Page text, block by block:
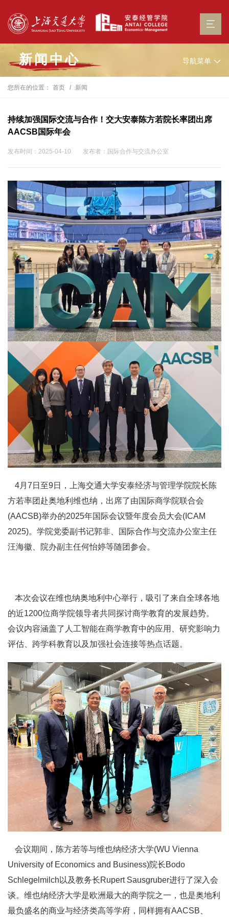
新闻中心 导航菜单
您所在的位置： 首页 新闻
持续加强国际交流与合作！交大安泰陈方若院长率团出席
AACSB国际年会
发布时间：2025-04-10 发布者：国际合作与交流办公室
4月7日至9日，上海交通大学安泰经济与管理学院院长陈
方若率团赴奥地利维也纳，出席了由国际商学院联合会
(AACSB)举办的2025年国际会议暨年度会员大会(ICAM
2025)。学院党委副书记郭非、国际合作与交流办公室主任
汪海徽、院办副主任何怡婷等随团参会。
本次会议在维也纳奥地利中心举行，吸引了来自全球各地
的近1200位商学院领导者共同探讨商学教育的发展趋势。
会议内容涵盖了人工智能在商学教育中的应用、研究影响力
评估、跨学科教育以及加强社会连接等热点话题。
会议期间，陈方若等与维也纳经济大学(WU Vienna
University of Economics and Business)院长Bodo
Schlegelmilch以及教务长Rupert Sausgruber进行了深入会
谈。维也纳经济大学是欧洲最大的商学院之一，也是奥地利
最负盛名的商业与经济类高等学府，同样拥有AACSB、